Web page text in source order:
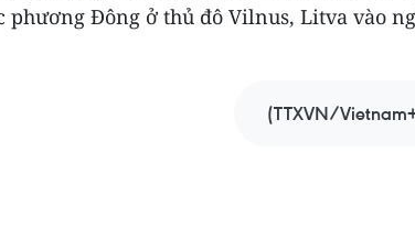
Đông ở thủ đô Vilnus, Litva vào
(TTXVN/